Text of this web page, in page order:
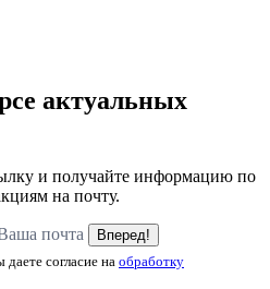
актуальных
и получайте информацию по
на почту.
почта
Вперед!
согласие на обработку